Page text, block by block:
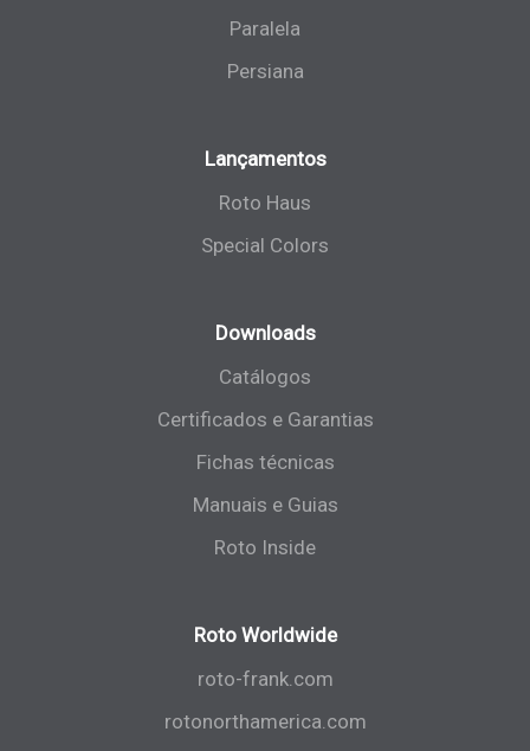
Paralela
Persiana
Lançamentos
Roto Haus
Special Colors
Downloads
Catálogos
Certificados e Garantias
Fichas técnicas
Manuais e Guias
Roto Inside
Roto Worldwide
roto-frank.com
rotonorthamerica.com